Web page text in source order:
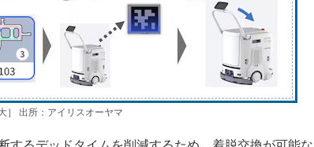
］ 出所：アイリスオーヤマ